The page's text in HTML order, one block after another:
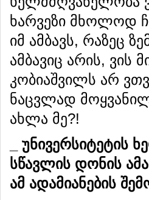
ხარვეზი მხოლოდ
იმ ამბავს, რაზეც
ამბავიც არის, ვის
კობიაშვილს არ
ნაცვლად
ახლა მე?!
უნივერსიტეტის
სწავლის დონის
ამ ადამიანების